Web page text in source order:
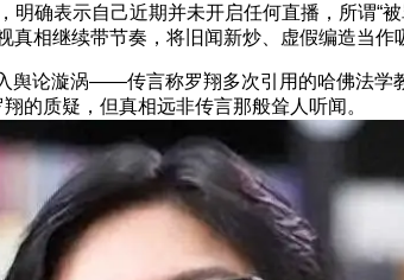
表示自己近期并未开启任何直播，所谓“被
相继续带节奏，将旧闻新炒、虚假编造当作
漩涡——传言称罗翔多次引用的哈佛法学
的质疑，但真相远非传言那般耸人听闻。